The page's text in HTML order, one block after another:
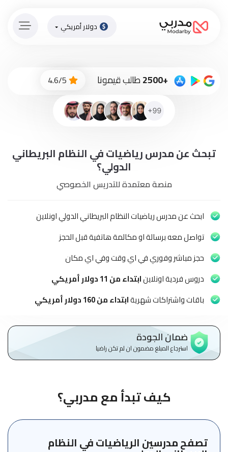
الاّن
لطاقم
المدرسين
باقات
الاطفال
وطلاب
المدارس
English
من
الشروط
والأحكام
للمنصة
دولار أمريكي
+2500 طالب قيمونا 4.6/5
تبحث عن مدرس رياضيات في النظام البريطاني
الدولي؟
منصة معتمدة للتدريس الخصوصي
ابحث عن مدرس رياضيات النظام البريطاني الدولي اونلاين
تواصل معه برسالة او مكالمة هاتفية قبل الحجز
حجز مباشر وفوري في اي وقت وفي اي مكان
دروس فردية اونلاينابتداء من 11 دولار أمريكي
باقات واشتراكات شهريةابتداء من 160 دولار أمريكي
ضمان الجودة
استرجاع المبلغ مضمون ان لم تكن راضيا
كيف تبدأ مع مدربي؟
تصفح مدرسين الرياضيات في النظام